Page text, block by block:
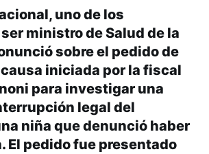
uno de los
ministro de Salud de la
sobre el pedido de
iniciada por la fiscal
para investigar una
legal del
niña que denunció haber
El pedido fue presentado